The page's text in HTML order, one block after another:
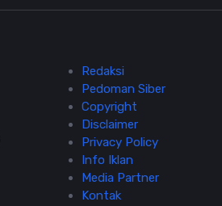
Redaksi
Pedoman Siber
Copyright
Disclaimer
Privacy Policy
Info Iklan
Media Partner
Kontak